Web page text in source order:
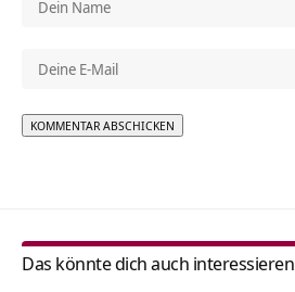
Das könnte dich auch interessieren